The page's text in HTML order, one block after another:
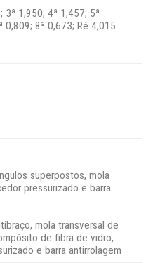
3ª 1,950; 4ª 1,457; 5ª
0,809; 8ª 0,673; Ré 4,015
superpostos, mola
pressurizado e barra
mola transversal de
de fibra de vidro,
e barra antirrolagem